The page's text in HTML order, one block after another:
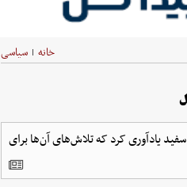
خانه | سیاسی
یادآوری کرد که تلاش‌های آن‌ها برای